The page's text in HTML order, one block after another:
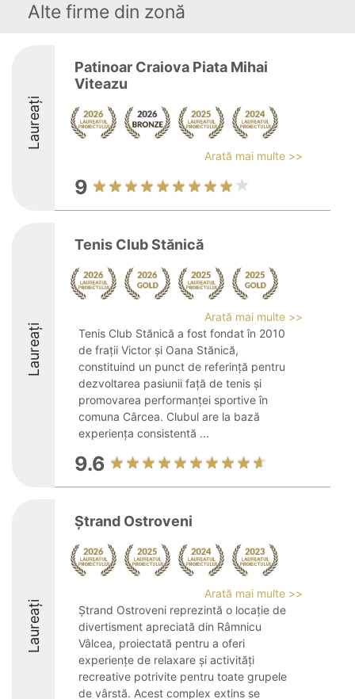
Alte firme din zonă
Laureați
Patinoar Craiova Piata Mihai
Viteazu
Arată mai multe >>
9
Laureați
Tenis Club Stănică
Arată mai multe >>
Tenis Club Stănică a fost fondat în 2010
de frații Victor și Oana Stănică,
constituind un punct de referință pentru
dezvoltarea pasiunii față de tenis și
promovarea performanței sportive în
comuna Cârcea. Clubul are la bază
experiența consistentă ...
9.6
Laureați
Ștrand Ostroveni
Arată mai multe >>
Ștrand Ostroveni reprezintă o locație de
divertisment apreciată din Râmnicu
Vâlcea, proiectată pentru a oferi
experiențe de relaxare și activități
recreative potrivite pentru toate grupele
de vârstă. Acest complex extins se